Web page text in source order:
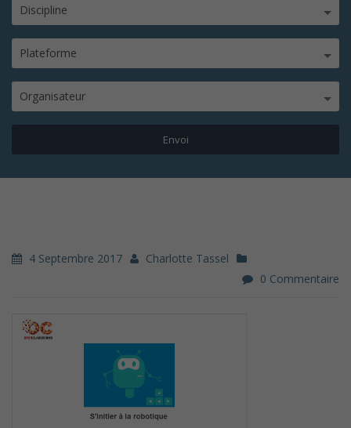
Discipline
Plateforme
Organisateur
4 Septembre 2017
Charlotte Tassel
0 Commentaire